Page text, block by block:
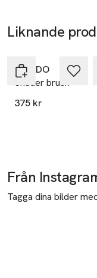
Liknande
BYREDO
Shader brush
375 kr
Från
Tagga dina bilder